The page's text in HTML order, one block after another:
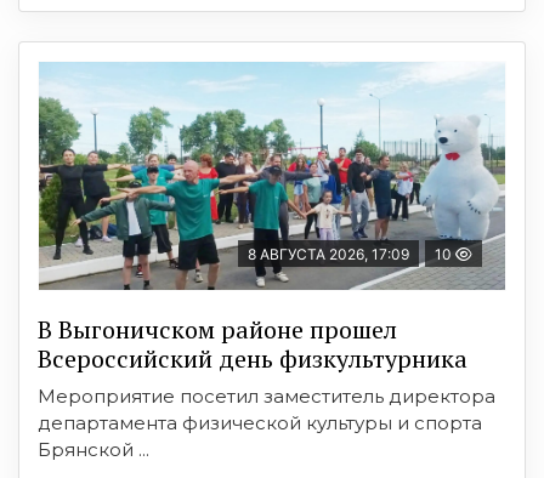
8 АВГУСТА 2026, 17:09 10
В Выгоничском районе прошел
Всероссийский день физкультурника
Мероприятие посетил заместитель директора
департамента физической культуры и спорта
Брянской ...